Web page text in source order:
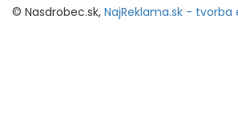
© Nasdrobec.sk, NajReklama.sk - tvorba